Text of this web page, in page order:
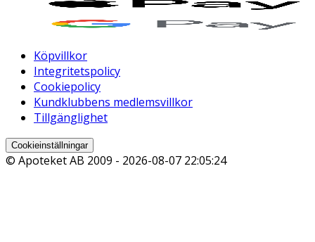
Köpvillkor
Integritetspolicy
Cookiepolicy
Kundklubbens medlemsvillkor
Tillgänglighet
Cookieinställningar
© Apoteket AB 2009 - 2026-08-07 22:05:24